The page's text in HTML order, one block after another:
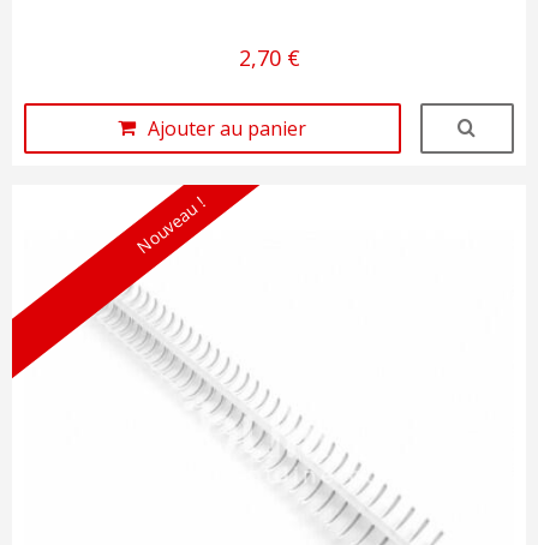
2,70 €
Ajouter au panier
Nouveau !